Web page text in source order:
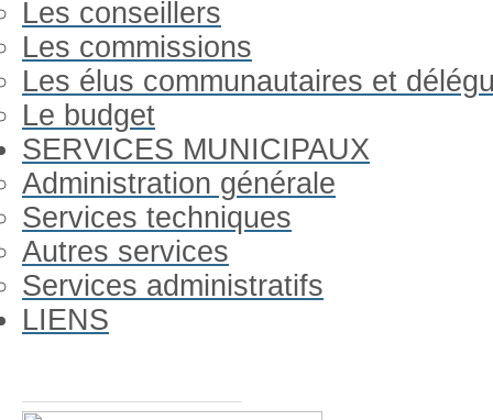
Les conseillers
Les commissions
Les élus communautaires et
Le budget
SERVICES MUNICIPAUX
Administration générale
Services techniques
Autres services
Services administratifs
LIENS